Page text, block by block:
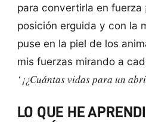
para convertirla en fuerza
posición erguida y con la
puse en la piel de los
mis fuerzas mirando a
‘¡¿Cuántas vidas para un
LO QUE HE